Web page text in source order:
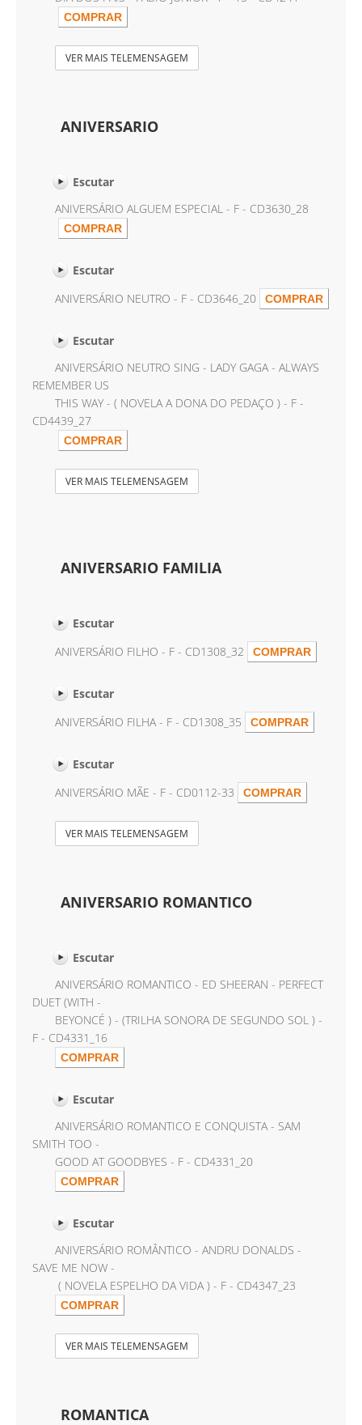
VER MAIS TELEMENSAGEM
ANIVERSARIO
Escutar
ANIVERSÁRIO ALGUEM ESPECIAL - F - CD3630_28
Escutar
ANIVERSÁRIO NEUTRO - F - CD3646_20
Escutar
ANIVERSÁRIO NEUTRO SING - LADY GAGA - ALWAYS
REMEMBER US
THIS WAY - ( NOVELA A DONA DO PEDAÇO ) - F -
CD4439_27
VER MAIS TELEMENSAGEM
ANIVERSARIO FAMILIA
Escutar
ANIVERSÁRIO FILHO - F - CD1308_32
Escutar
ANIVERSÁRIO FILHA - F - CD1308_35
Escutar
ANIVERSÁRIO MÃE - F - CD0112-33
VER MAIS TELEMENSAGEM
ANIVERSARIO ROMANTICO
Escutar
ANIVERSÁRIO ROMANTICO - ED SHEERAN - PERFECT
DUET (WITH -
BEYONCÉ ) - (TRILHA SONORA DE SEGUNDO SOL ) -
F - CD4331_16
Escutar
ANIVERSÁRIO ROMANTICO E CONQUISTA - SAM
SMITH TOO -
GOOD AT GOODBYES - F - CD4331_20
Escutar
ANIVERSÁRIO ROMÂNTICO - ANDRU DONALDS -
SAVE ME NOW -
( NOVELA ESPELHO DA VIDA ) - F - CD4347_23
VER MAIS TELEMENSAGEM
ROMANTICA